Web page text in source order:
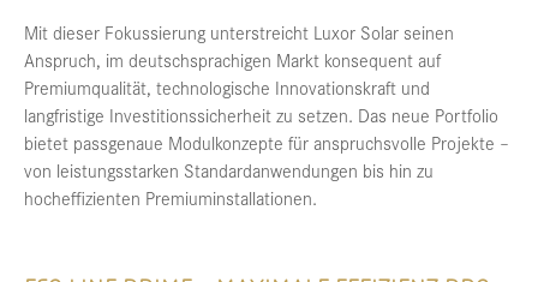
Mit dieser Fokussierung unterstreicht Luxor Solar seinen
Anspruch, im deutschsprachigen Markt konsequent auf
Premiumqualität, technologische Innovationskraft und
langfristige Investitionssicherheit zu setzen. Das neue Portfolio
bietet passgenaue Modulkonzepte für anspruchsvolle Projekte –
von leistungsstarken Standardanwendungen bis hin zu
hocheffizienten Premiuminstallationen.